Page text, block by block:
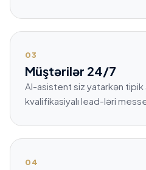
03
Müştərilər 24/7
AI-asistent siz yatarkən tipik
kvalifikasiyalı lead-ləri
04